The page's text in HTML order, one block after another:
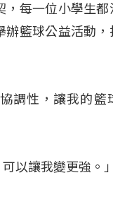
每一位小學生都
籃球公益活動，
調性，讓我的籃
以讓我變更強。」